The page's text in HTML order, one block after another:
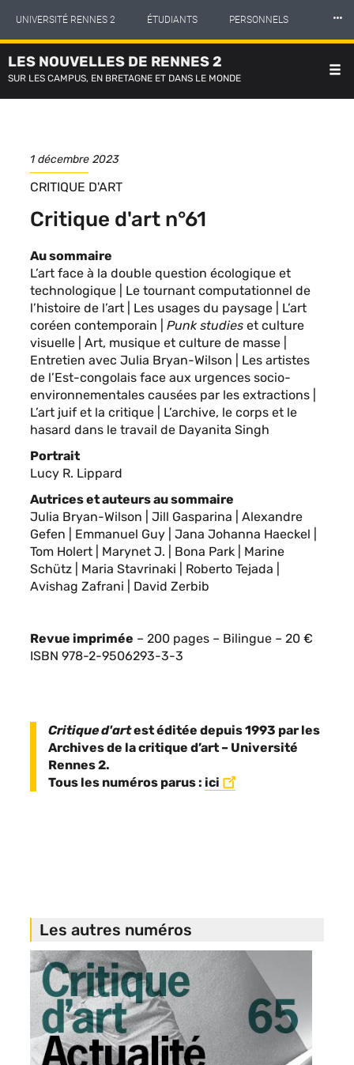
contenu
principal
UNIVERSITÉ RENNES 2 ÉTUDIANTS PERSONNELS
INTERNATIONAL PROFESSIONNELS
LES NOUVELLES DE RENNES 2
⸱⸱⸱
LES NOUVELLES DE RENNES 2
SUR LES CAMPUS, EN BRETAGNE ET DANS LE MONDE
Date
de
parution
1 décembre 2023
REVUE
COLLECTION
CRITIQUE D'ART
Critique d'art n°61
Description
de
la
publication
Au sommaire
L’art face à la double question écologique et
technologique | Le tournant computationnel de
l’histoire de l’art | Les usages du paysage | L’art
coréen contemporain | Punk studies et culture
visuelle | Art, musique et culture de masse |
Entretien avec Julia Bryan-Wilson | Les artistes
de l’Est-congolais face aux urgences socio-
environnementales causées par les extractions |
L’art juif et la critique | L’archive, le corps et le
hasard dans le travail de Dayanita Singh
Portrait
Lucy R. Lippard
Autrices et auteurs au sommaire
Julia Bryan-Wilson | Jill Gasparina | Alexandre
Gefen | Emmanuel Guy | Jana Johanna Haeckel |
Tom Holert | Marynet J. | Bona Park | Marine
Schütz | Maria Stavrinaki | Roberto Tejada |
Avishag Zafrani | David Zerbib
Revue imprimée – 200 pages – Bilingue – 20 €
ISBN 978-2-9506293-3-3
Critique d'artest éditée depuis 1993 par les
Archives de la critique d’art – Université
Rennes 2.
Tous les numéros parus : ici
Les autres numéros
Image
de
vignette